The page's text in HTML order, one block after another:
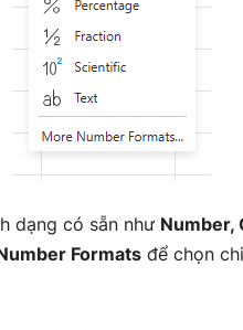
dạng có sẵn như Number,
Formats để chọn